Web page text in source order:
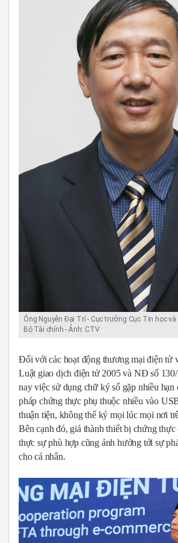
Ông Nguyễn Đại Trí - Cục trưởng Cục Tin học
Bộ Tài chính - Ảnh: CTV
Đối với các hoạt động thương mại điện tử
Luật giao dịch điện tử 2005 và NĐ số
nay việc sử dụng chữ ký số gặp nhiều hạn
pháp chứng thực phụ thuộc nhiều vào
thuận tiện, không thể ký mọi lúc mọi nơi
Bên cạnh đó, giá thành thiết bị chứng
thực sự phù hợp cũng ảnh hưởng tới sự
cho cá nhân.